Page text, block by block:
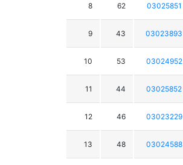
8 62 03025851
9 43 03023893
10 53 03024952
11 44 03025852
12 46 03023229
13 48 03024588